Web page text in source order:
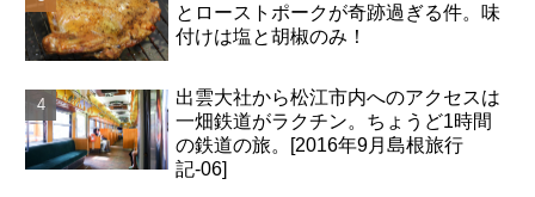
とローストポークが奇跡過ぎる件。味
付けは塩と胡椒のみ！
出雲大社から松江市内へのアクセスは
一畑鉄道がラクチン。ちょうど1時間
の鉄道の旅。[2016年9月島根旅行
記-06]